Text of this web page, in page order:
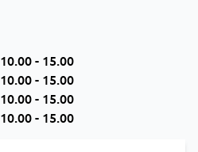
10.00 - 15.00
10.00 - 15.00
10.00 - 15.00
10.00 - 15.00